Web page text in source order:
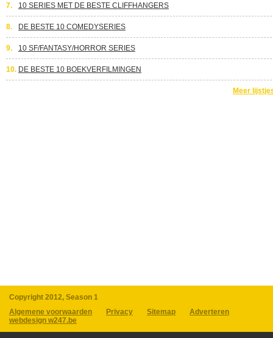
7. 10 SERIES MET DE BESTE CLIFFHANGERS
8. DE BESTE 10 COMEDYSERIES
9. 10 SF/FANTASY/HORROR SERIES
10. DE BESTE 10 BOEKVERFILMINGEN
Meer
Copyright 2012, Season 1
Algemene voorwaarden
Privacy Sitemap
Adverteren
webdesign w247.be